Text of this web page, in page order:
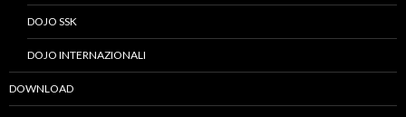
DOJO SSK
DOJO INTERNAZIONALI
DOWNLOAD